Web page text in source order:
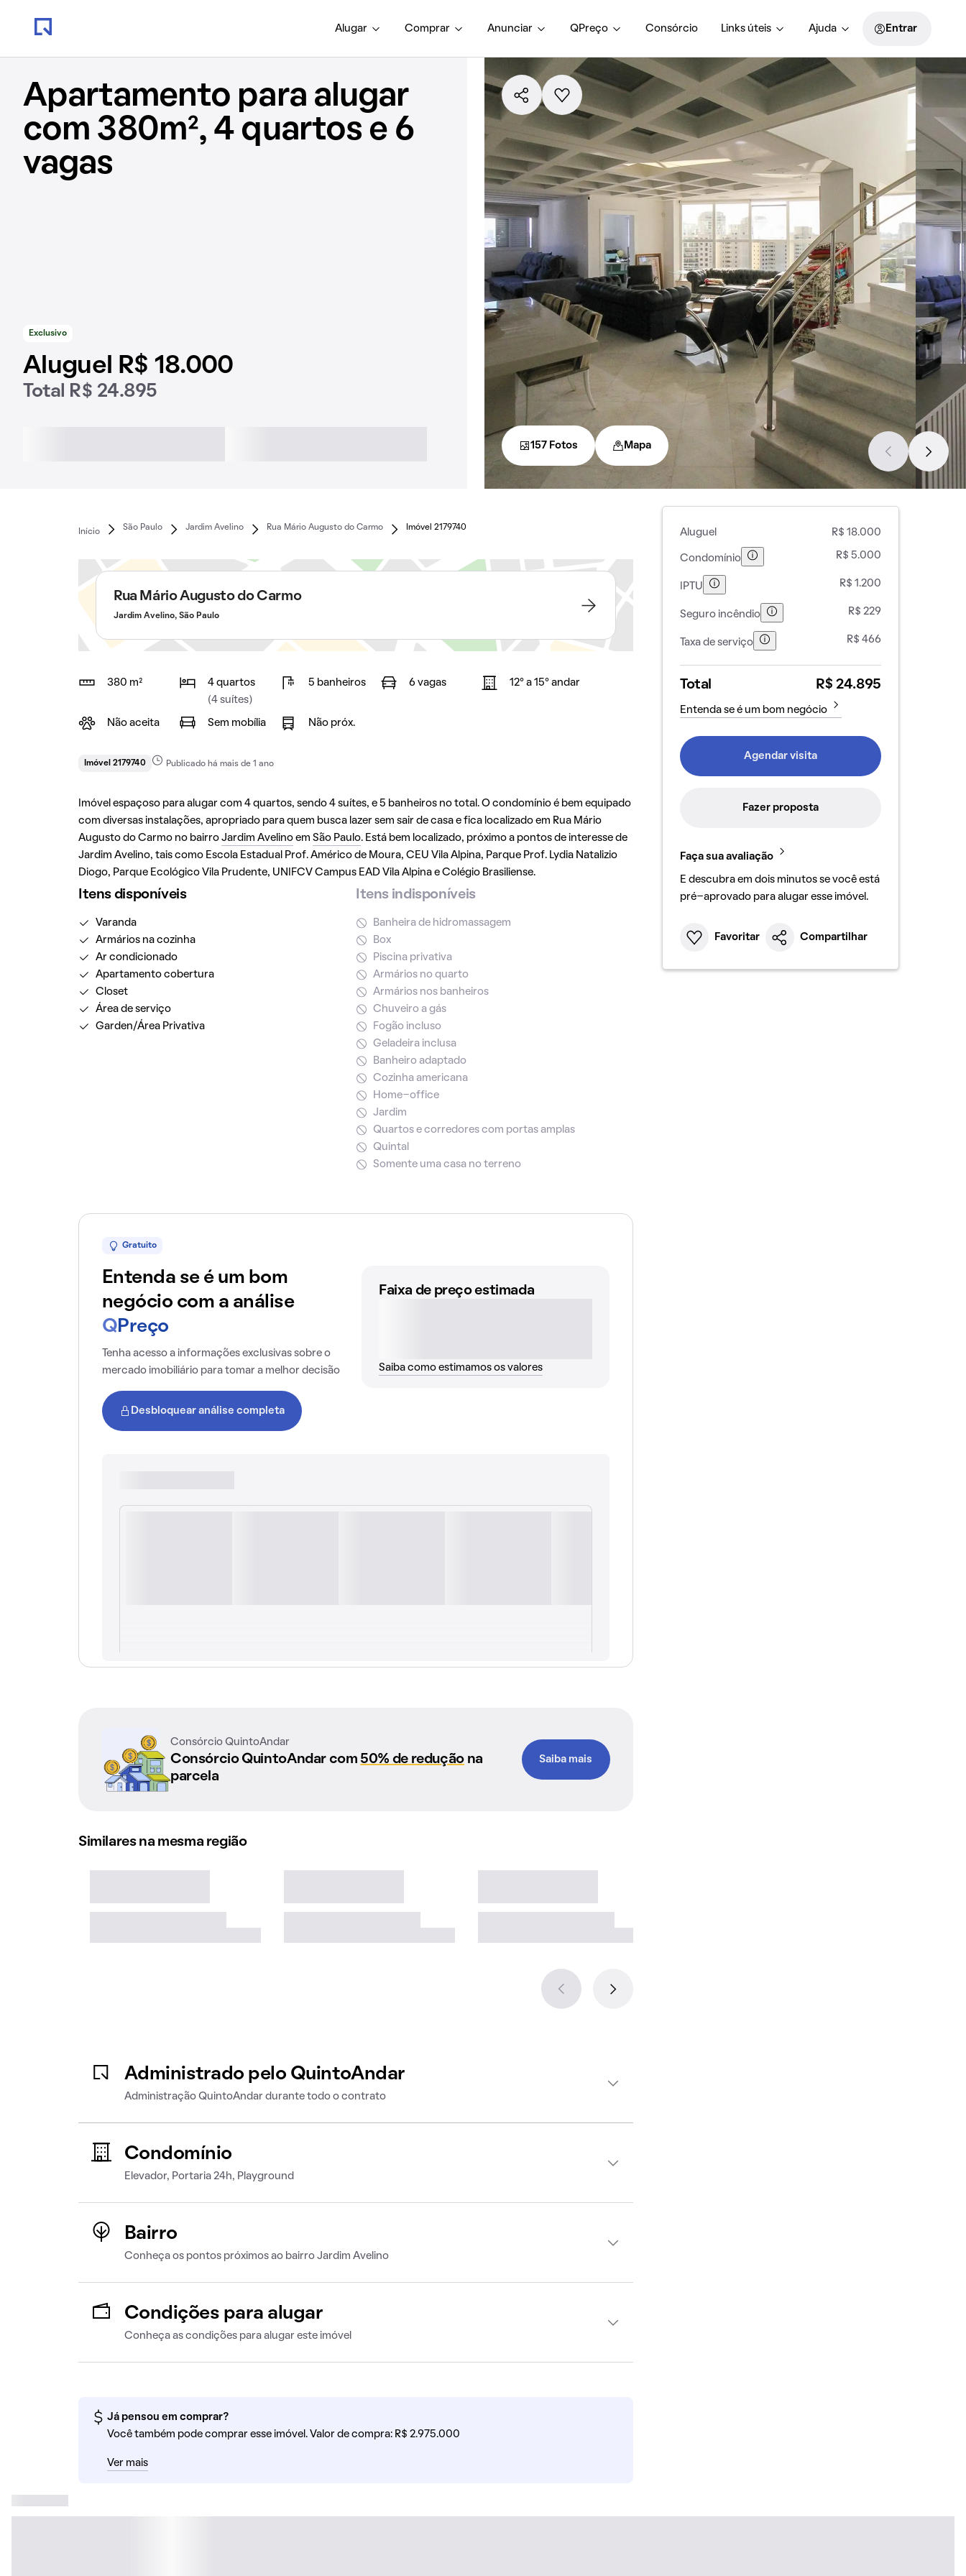
Alugar Comprar Anunciar QPreço Consórcio Links úteis Ajuda Entrar
Apartamento para alugar
com 380m², 4 quartos e 6
vagas
Exclusivo
Aluguel R$ 18.000
Total R$ 24.895
157 Fotos Mapa
Início
São Paulo Jardim Avelino Rua Mário Augusto do Carmo Imóvel 2179740
Rua Mário Augusto do Carmo
Jardim Avelino, São Paulo
380 m²
4 quartos
(4 suítes)
5 banheiros 6 vagas 12° a 15° andar
Não aceita Sem mobília Não próx.
Imóvel 2179740 Publicado há mais de 1 ano
Imóvel espaçoso para alugar com 4 quartos, sendo 4 suítes, e 5 banheiros no total. O condomínio é bem equipado
com diversas instalações, apropriado para quem busca lazer sem sair de casa e fica localizado em Rua Mário
Augusto do Carmo no bairro Jardim Avelinoem São Paulo. Está bem localizado, próximo a pontos de interesse de
Jardim Avelino, tais como Escola Estadual Prof. Américo de Moura, CEU Vila Alpina, Parque Prof. Lydia Natalizio
Diogo, Parque Ecológico Vila Prudente, UNIFCV Campus EAD Vila Alpina e Colégio Brasiliense.
Itens disponíveis
Varanda
Armários na cozinha
Ar condicionado
Apartamento cobertura
Closet
Área de serviço
Garden/Área Privativa
Itens indisponíveis
Banheira de hidromassagem
Box
Piscina privativa
Armários no quarto
Armários nos banheiros
Chuveiro a gás
Fogão incluso
Geladeira inclusa
Banheiro adaptado
Cozinha americana
Home-office
Jardim
Quartos e corredores com portas amplas
Quintal
Somente uma casa no terreno
Gratuito
Entenda se é um bom
negócio com a análise
Q Preço
Tenha acesso a informações exclusivas sobre o
mercado imobiliário para tomar a melhor decisão
Desbloquear análise completa
Faixa de preço estimada
Saiba como estimamos os valores
Consórcio QuintoAndar
Consórcio QuintoAndar com 50% de reduçãona
parcela
Saiba mais
Similares na mesma região
Administrado pelo QuintoAndar
Administração QuintoAndar durante todo o contrato
Condomínio
Elevador, Portaria 24h, Playground
Bairro
Conheça os pontos próximos ao bairro Jardim Avelino
Condições para alugar
Conheça as condições para alugar este imóvel
Já pensou em comprar?
Você também pode comprar esse imóvel. Valor de compra: R$ 2.975.000
Ver mais
Aluguel R$ 18.000
Condomínio R$ 5.000
IPTU R$ 1.200
Seguro incêndio R$ 229
Taxa de serviço R$ 466
Total R$ 24.895
Entenda se é um bom negócio
Agendar visita
Fazer proposta
Faça sua avaliação
E descubra em dois minutos se você está
pré-aprovado para alugar esse imóvel.
Favoritar Compartilhar